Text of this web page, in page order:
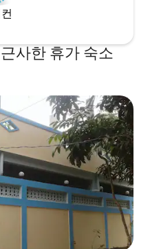
사한 휴가 숙소